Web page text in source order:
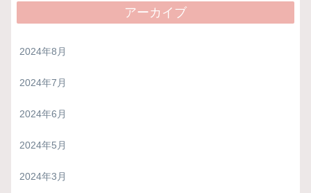
アーカイブ
2024年8月
2024年7月
2024年6月
2024年5月
2024年3月